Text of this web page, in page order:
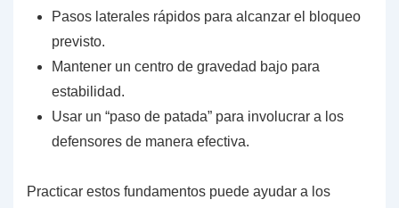
Pasos laterales rápidos para alcanzar el bloqueo
previsto.
Mantener un centro de gravedad bajo para
estabilidad.
Usar un “paso de patada” para involucrar a los
defensores de manera efectiva.
Practicar estos fundamentos puede ayudar a los